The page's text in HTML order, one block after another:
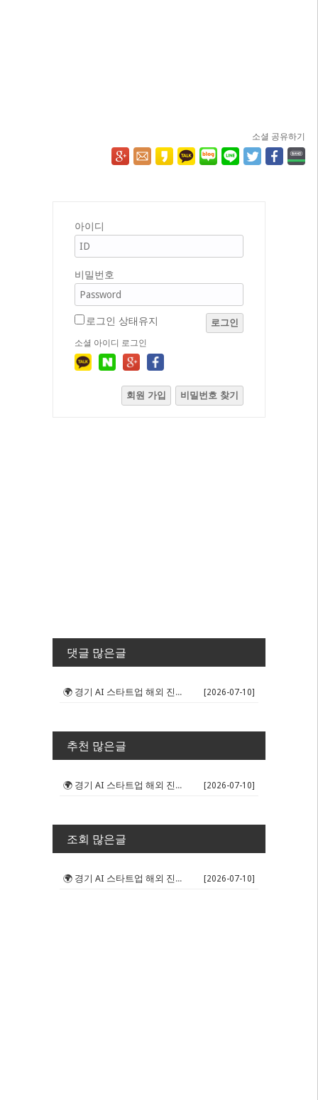
소셜 공유하기
아이디
비밀번호
로그인 상태유지 로그인
소셜 아이디 로그인
회원 가입 비밀번호 찾기
댓글 많은글
🌍 경기 AI 스타트업 해외 진출 판... [2026-07-10]
추천 많은글
🌍 경기 AI 스타트업 해외 진출 판... [2026-07-10]
조회 많은글
🌍 경기 AI 스타트업 해외 진출 판... [2026-07-10]